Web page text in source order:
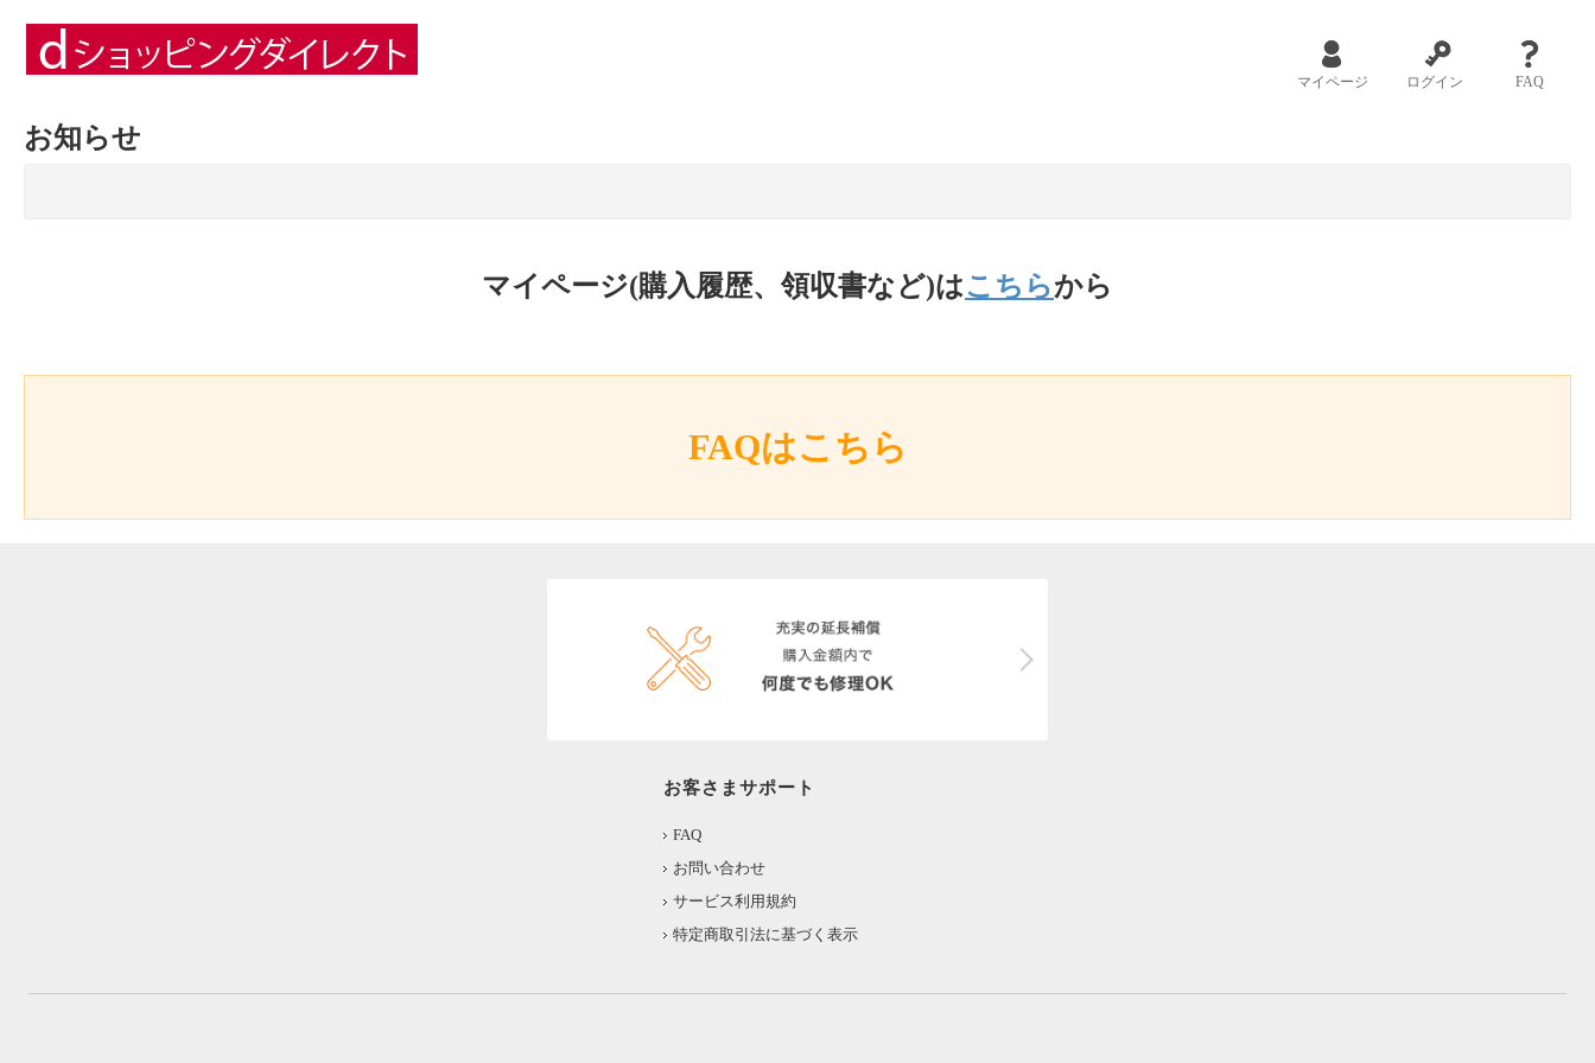
マイページ ログイン FAQ
お知らせ
マイページ(購入履歴、領収書など)はこちらから
FAQはこちら
お客さまサポート
FAQ
お問い合わせ
サービス利用規約
特定商取引法に基づく表示